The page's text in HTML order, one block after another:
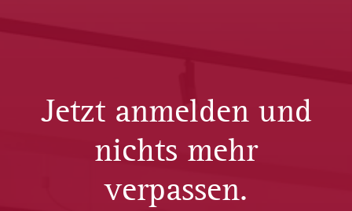
Jetzt anmelden und
nichts mehr
verpassen.